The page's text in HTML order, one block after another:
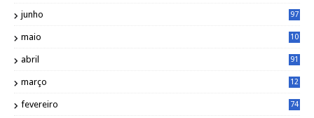
junho 97
maio
10
abril 91
março
12
fevereiro 74